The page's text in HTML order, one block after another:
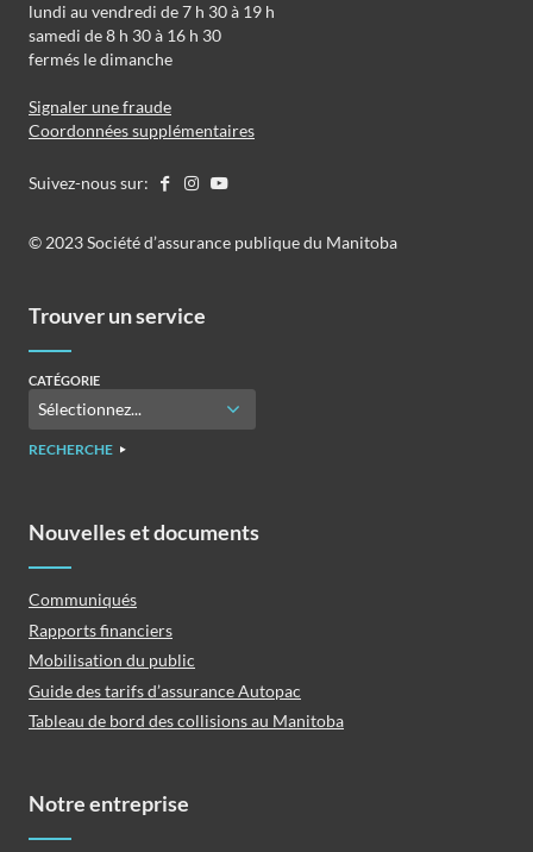
lundi au vendredi de 7 h 30 à 19 h
samedi de 8 h 30 à 16 h 30
fermés le dimanche
Signaler une fraude
Coordonnées supplémentaires
Suivez-nous sur:
©️️ 2023 Société d’assurance publique du Manitoba
Trouver un service
CATÉGORIE
RECHERCHE
Nouvelles et documents
Communiqués
Rapports financiers
Mobilisation du public
Guide des tarifs d’assurance Autopac
Tableau de bord des collisions au Manitoba
Notre entreprise